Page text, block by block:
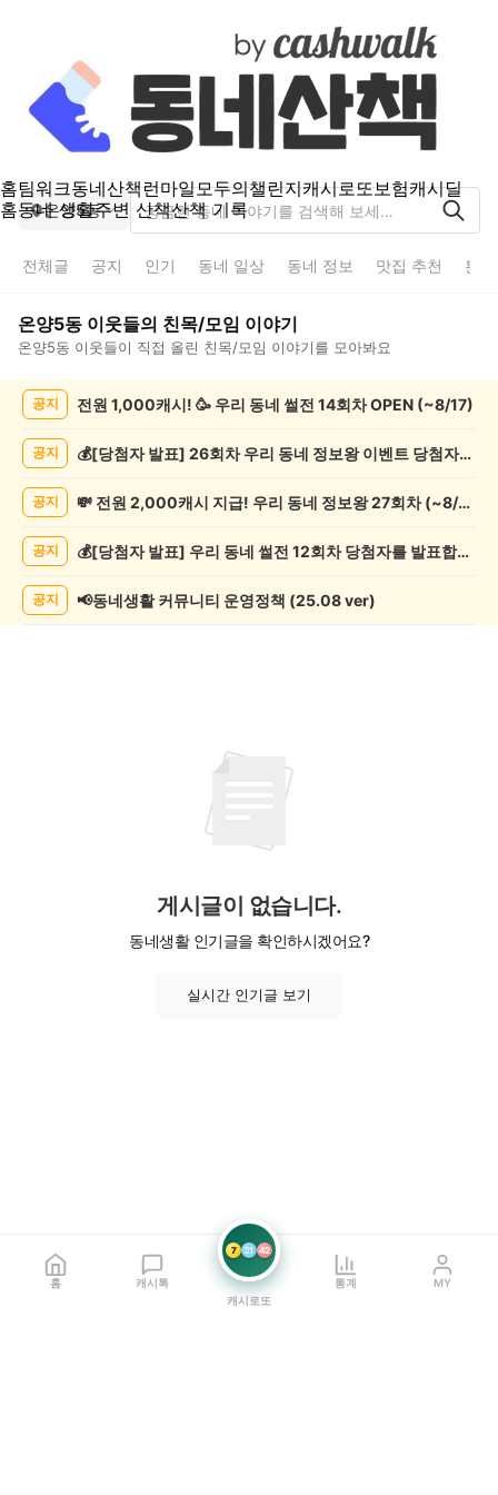
홈팀워크동네산책런마일모두의챌린지캐시로또보험캐시딜
홈동네 생활주변 산책산책 기록
온양5동
전체글 공지 인기 동네 일상 동네 정보 맛집 추천 분
온양5동 이웃들의 친목/모임 이야기
온양5동 이웃들이 직접 올린 친목/모임 이야기를 모아봐요
목/
목
공지 전원 1,000캐시! 🥳 우리 동네 썰전 14회차 OPEN (~8/17)
공지 💰[당첨자 발표] 26회차 우리 동네 정보왕 이벤트 당첨자를 발표합니다!
공지 💸 전원 2,000캐시 지급! 우리 동네 정보왕 27회차 (~8/10)
공지 💰[당첨자 발표] 우리 동네 썰전 12회차 당첨자를 발표합니다!
공지 📢동네생활 커뮤니티 운영정책 (25.08 ver)
게시글이 없습니다.
동네생활 인기글을 확인하시겠어요?
실시간 인기글 보기
홈 캐시톡
7 21 42
캐시로또
통계 MY